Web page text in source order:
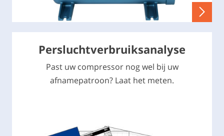
Persluchtverbruiksanalyse
Past uw compressor nog wel bij uw
afnamepatroon? Laat het meten.